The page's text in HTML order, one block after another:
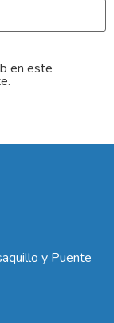
en este
y Puente